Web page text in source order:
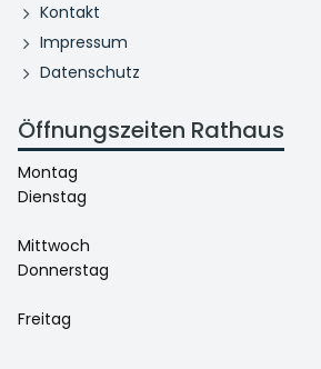
Kontakt
Impressum
Datenschutz
Öffnungszeiten Rathaus
Montag
Dienstag
Mittwoch
Donnerstag
Freitag